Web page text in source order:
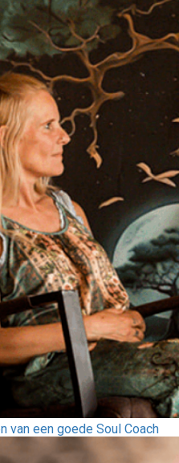
van een goede Soul Coach